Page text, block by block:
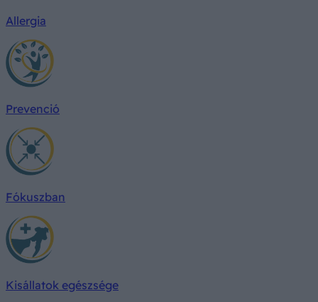
Allergia
Prevenció
Fókuszban
Kisállatok egészsége